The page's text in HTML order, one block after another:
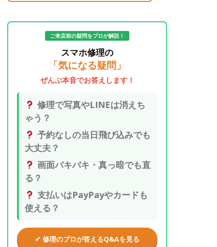
ご来店前の疑問をプロが解説！
スマホ修理の
「気になる疑問」
ぜんぶ本音でお答えします！
修理で写真やLINEは消えち
ゃう？
予約なしの当日飛び込みでも
大丈夫？
画面バキバキ・真っ暗でも直
る？
支払いはPayPayやカードも
使える？
✔ 修理のプロが答えるQ&Aを見る